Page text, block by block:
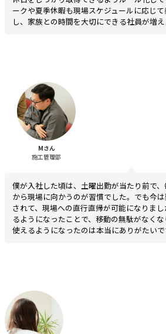
ークや夏季休暇も現場スケジュールに応じ
し、家族との時間を大切にできる社員が増え
Mさん
施工管理部
僕が入社した頃は、土曜出勤が当たり前で
から現場に向かうのが習慣でした。でも今
されて、現場への直行直帰が可能になりま
るようになったことで、移動の無駄がなく
使えるようになったのは本当にありがたいで